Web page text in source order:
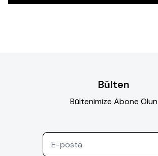
Bülten
Bültenimize Abone Olun